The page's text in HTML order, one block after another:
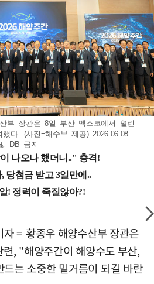
부 장관은 8일 부산 벡스코에서 열린
다. (사진=해수부 제공) 2026.06.08.
DB 금지
= 황종우 해양수산부 장관은
, "해양주간이 해양수도 부산,
는 소중한 밑거름이 되길 바란